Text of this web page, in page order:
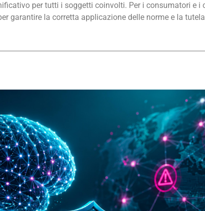
per tutti i soggetti coinvolti. Per i consumatori e i
garantire la corretta applicazione delle norme e la